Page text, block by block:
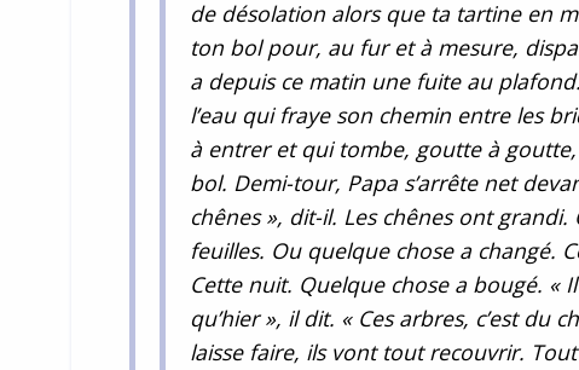
de désolation alors que ta tartine en
ton bol pour, au fur et à mesure,
a depuis ce matin une fuite au
l’eau qui fraye son chemin entre les
à entrer et qui tombe, goutte à
bol. Demi-tour, Papa s’arrête net
chênes », dit-il. Les chênes ont
feuilles. Ou quelque chose a changé.
Cette nuit. Quelque chose a bougé. «
qu’hier », il dit. « Ces arbres, c’est du
laisse faire, ils vont tout recouvrir.